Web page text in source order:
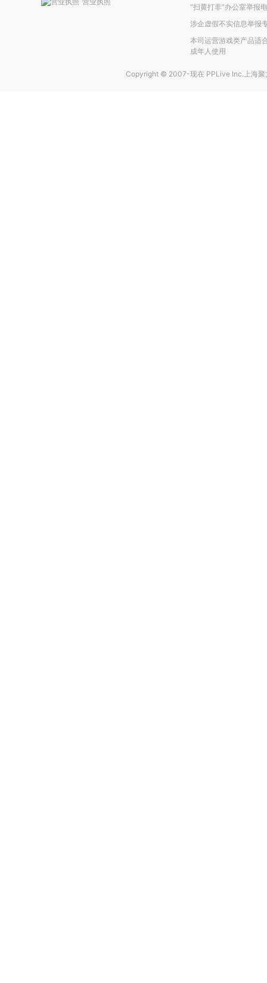
“扫黄打非”办公室举报
涉企虚假不实信息举报
本司运营游戏类产品适
成年人使用
Copyright © 2007-现在 PPLive Inc.上海